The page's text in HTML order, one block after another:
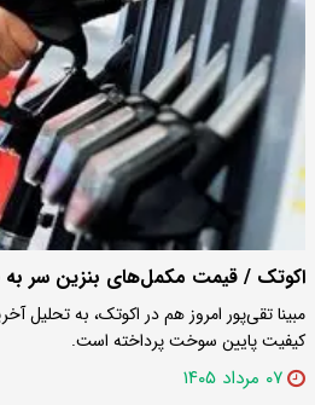
اکوتک / قیمت مکمل‌های بنزین سر
مبینا تقی‌پور امروز هم در اکوتک، به تحلیل
کیفیت پایین سوخت پرداخته است.
۰۷ مرداد ۱۴۰۵